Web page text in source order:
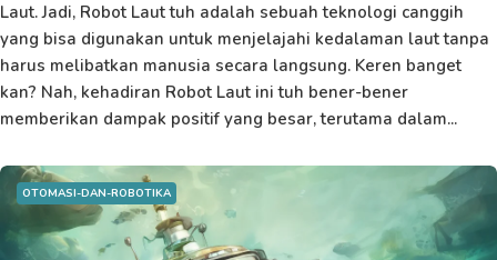
Laut. Jadi, Robot Laut tuh adalah sebuah teknologi canggih
yang bisa digunakan untuk menjelajahi kedalaman laut tanpa
harus melibatkan manusia secara langsung. Keren banget
kan? Nah, kehadiran Robot Laut ini tuh bener-bener
memberikan dampak positif yang besar, terutama dalam...
OTOMASI-DAN-ROBOTIKA